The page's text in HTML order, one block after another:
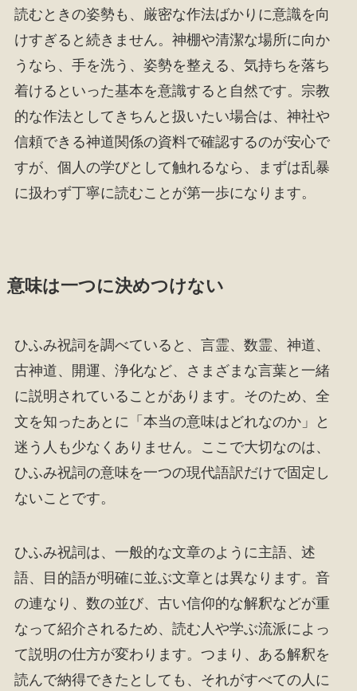
読むときの姿勢も、厳密な作法ばかりに意識を向
けすぎると続きません。神棚や清潔な場所に向か
うなら、手を洗う、姿勢を整える、気持ちを落ち
着けるといった基本を意識すると自然です。宗教
的な作法としてきちんと扱いたい場合は、神社や
信頼できる神道関係の資料で確認するのが安心で
すが、個人の学びとして触れるなら、まずは乱暴
に扱わず丁寧に読むことが第一歩になります。
意味は一つに決めつけない
ひふみ祝詞を調べていると、言霊、数霊、神道、
古神道、開運、浄化など、さまざまな言葉と一緒
に説明されていることがあります。そのため、全
文を知ったあとに「本当の意味はどれなのか」と
迷う人も少なくありません。ここで大切なのは、
ひふみ祝詞の意味を一つの現代語訳だけで固定し
ないことです。
ひふみ祝詞は、一般的な文章のように主語、述
語、目的語が明確に並ぶ文章とは異なります。音
の連なり、数の並び、古い信仰的な解釈などが重
なって紹介されるため、読む人や学ぶ流派によっ
て説明の仕方が変わります。つまり、ある解釈を
読んで納得できたとしても、それがすべての人に